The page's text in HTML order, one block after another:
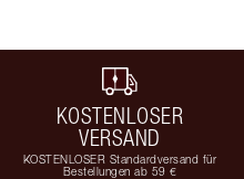
KOSTENLOSER
VERSAND
KOSTENLOSER Standardversand für
Bestellungen ab 59 €